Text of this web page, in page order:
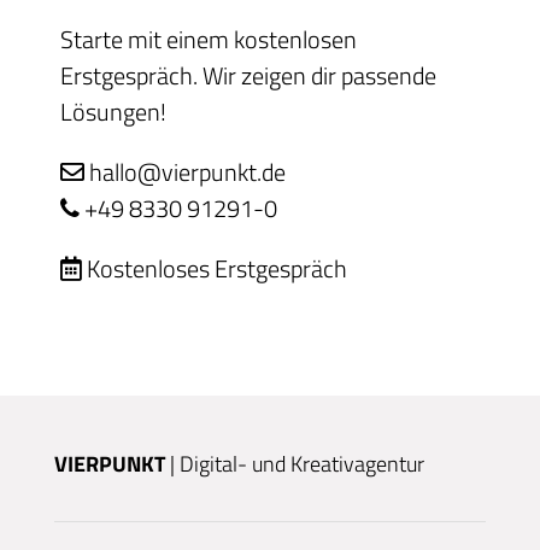
Starte mit einem kostenlosen
Erstgespräch. Wir zeigen dir passende
Lösungen!
hallo@vierpunkt.de
+49 8330 91291-0
Kostenloses Erstgespräch
VIERPUNKT| Digital- und Kreativagentur